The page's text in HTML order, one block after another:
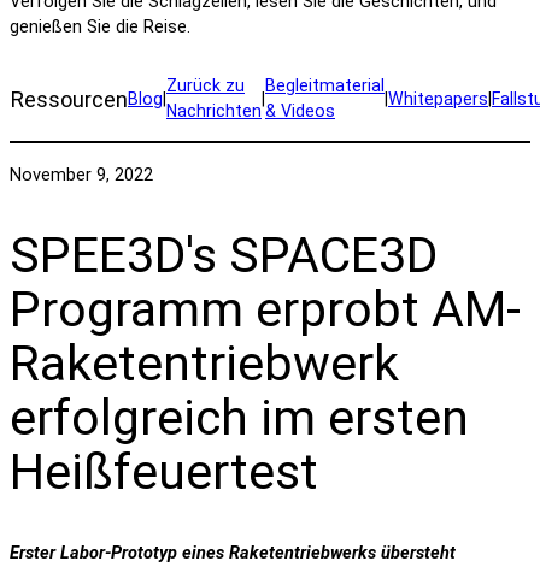
genießen Sie die Reise.
RessourcenBlog
Zurück zu
Nachrichten
Begleitmaterial
& Videos
Whitepapers
November 9, 2022
SPEE3D's SPACE3D
Programm erprobt AM-
Raketentriebwerk
erfolgreich im ersten
Heißfeuertest
Erster Labor-Prototyp eines Raketentriebwerks übersteht